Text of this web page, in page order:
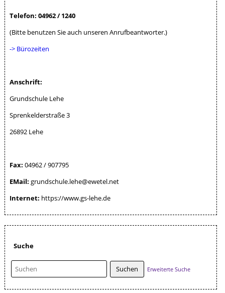
Telefon: 04962 / 1240
(Bitte benutzen Sie auch unseren Anrufbeantworter.)
-> Bürozeiten
Anschrift:
Grundschule Lehe
Sprenkelderstraße 3
26892 Lehe
Fax: 04962 / 907795
EMail: grundschule.lehe@ewetel.net
Internet: https://www.gs-lehe.de
Suche
Erweiterte Suche